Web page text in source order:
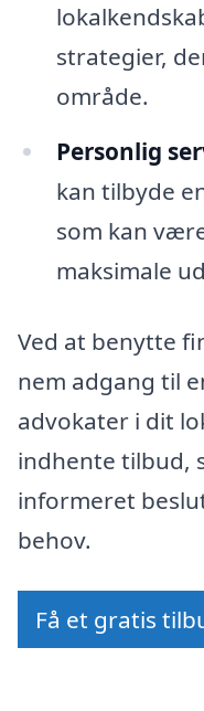
strategier,
område.
Personlig
kan tilbyde
som kan
maksimale
Ved at benytte
nem adgang til
advokater i dit
indhente tilbud,
informeret
behov.
Få et gratis